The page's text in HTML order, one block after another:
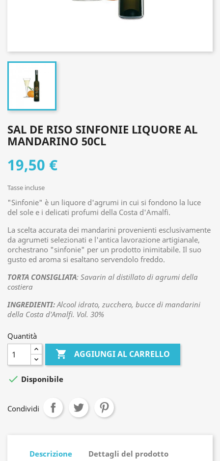
SAL DE RISO SINFONIE LIQUORE AL
MANDARINO 50CL
19,50 €
Tasse incluse
"Sinfonie" è un liquore d'agrumi in cui si fondono la luce
del sole e i delicati profumi della Costa d'Amalfi.
La scelta accurata dei mandarini provenienti esclusivamente
da agrumeti selezionati e l'antica lavorazione artigianale,
orchestrano "sinfonie" per un prodotto inimitabile. Il suo
gusto ed aroma si esaltano servendolo freddo.
TORTA CONSIGLIATA: Savarin al distillato di agrumi della
costiera
INGREDIENTI:Alcool idrato, zucchero, bucce di mandarini
della Costa d'Amalfi. Vol. 30%
Quantità
 AGGIUNGI AL CARRELLO
 Disponibile
Condividi
Descrizione Dettagli del prodotto